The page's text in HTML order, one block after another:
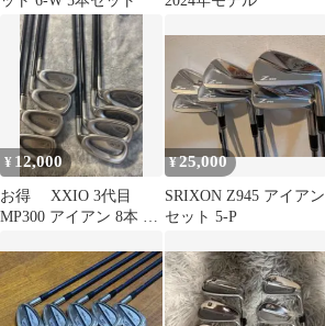
¥ 12,000
お得 XXIO 3代目
MP300 アイアン 8本 R
¥25,000
SRIXON Z945 アイアン
セット 5-P